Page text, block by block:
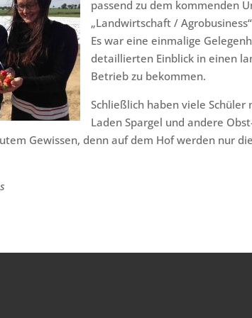
passend zu dem kommenden
„Landwirtschaft /
Es war eine einmalige
detaillierten Einblick in einen
Betrieb zu bekommen.
Schließlich haben viele Schüler
Laden Spargel und andere
Gewissen, denn auf dem Hof werden nur